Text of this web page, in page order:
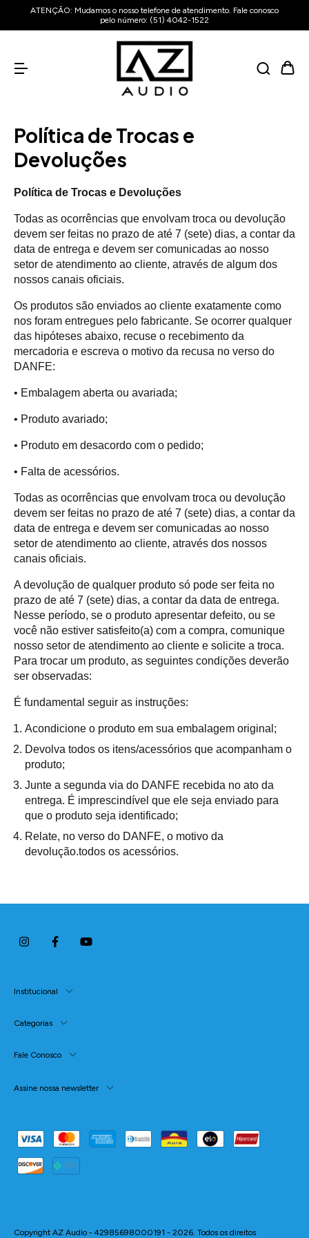
ATENÇÃO: Mudamos o nosso telefone de atendimento. Fale conosco
pelo número: (51) 4042-1522
Política de Trocas e
Devoluções
Política de Trocas e Devoluções
Todas as ocorrências que envolvam troca ou devolução
devem ser feitas no prazo de até 7 (sete) dias, a contar da
data de entrega e devem ser comunicadas ao nosso
setor de atendimento ao cliente, através de algum dos
nossos canais oficiais.
Os produtos são enviados ao cliente exatamente como
nos foram entregues pelo fabricante. Se ocorrer qualquer
das hipóteses abaixo, recuse o recebimento da
mercadoria e escreva o motivo da recusa no verso do
DANFE:
• Embalagem aberta ou avariada;
• Produto avariado;
• Produto em desacordo com o pedido;
• Falta de acessórios.
Todas as ocorrências que envolvam troca ou devolução
devem ser feitas no prazo de até 7 (sete) dias, a contar da
data de entrega e devem ser comunicadas ao nosso
setor de atendimento ao cliente, através dos nossos
canais oficiais.
A devolução de qualquer produto só pode ser feita no
prazo de até 7 (sete) dias, a contar da data de entrega.
Nesse período, se o produto apresentar defeito, ou se
você não estiver satisfeito(a) com a compra, comunique
nosso setor de atendimento ao cliente e solicite a troca.
Para trocar um produto, as seguintes condições deverão
ser observadas:
É fundamental seguir as instruções:
Acondicione o produto em sua embalagem original;
Devolva todos os itens/acessórios que acompanham o
produto;
Junte a segunda via do DANFE recebida no ato da
entrega. É imprescindível que ele seja enviado para
que o produto seja identificado;
Relate, no verso do DANFE, o motivo da
devolução.todos os acessórios.
Institucional
Categorias
Fale Conosco
Assine nossa newsletter
Copyright AZ Audio - 42985698000191 - 2026. Todos os direitos